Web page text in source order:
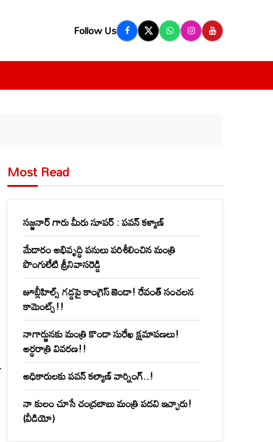
Follow Us
Most Read
సజ్జనార్ గారు మీరు సూపర్ : పవన్ కళ్యాణ్
మేడారం అభివృద్ధి పనులు పరిశీలించిన మంత్రి
పొంగులేటి శ్రీనివాసరెడ్డి
జూబ్లీహిల్స్‌ గడ్డపై కాంగ్రెస్ జెండా! రేవంత్ సంచలన
కామెంట్స్!!
నాగార్జునకు మంత్రి కొండా సురేఖ క్షమాపణలు!
అర్ధరాత్రి వివరణ!!
అధికారులకు పవన్ కల్యాణ్ వార్నింగ్..!
నా కులం చూసే చంద్రబాబు మంత్రి పదవి ఇచ్చారు!
(వీడియో)